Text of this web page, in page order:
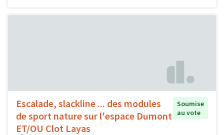
Escalade, slackline ... des modules
de sport nature sur l'espace Dumont
ET/OU Clot Layas
Soumise
au vote